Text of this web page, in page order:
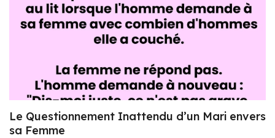
Le Questionnement Inattendu d’un Mari envers
sa Femme